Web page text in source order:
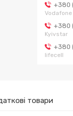
+380
Vodafone
+380
Kyivstar
+380
lifecell
товари